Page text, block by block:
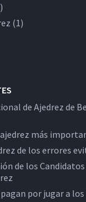
(1)
de Ajedrez de
más
de los errores
de los
por jugar a